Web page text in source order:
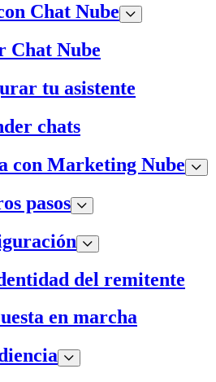
Chat Nube
Chat Nube
tu asistente
chats
con Marketing Nube
pasos
del remitente
en marcha